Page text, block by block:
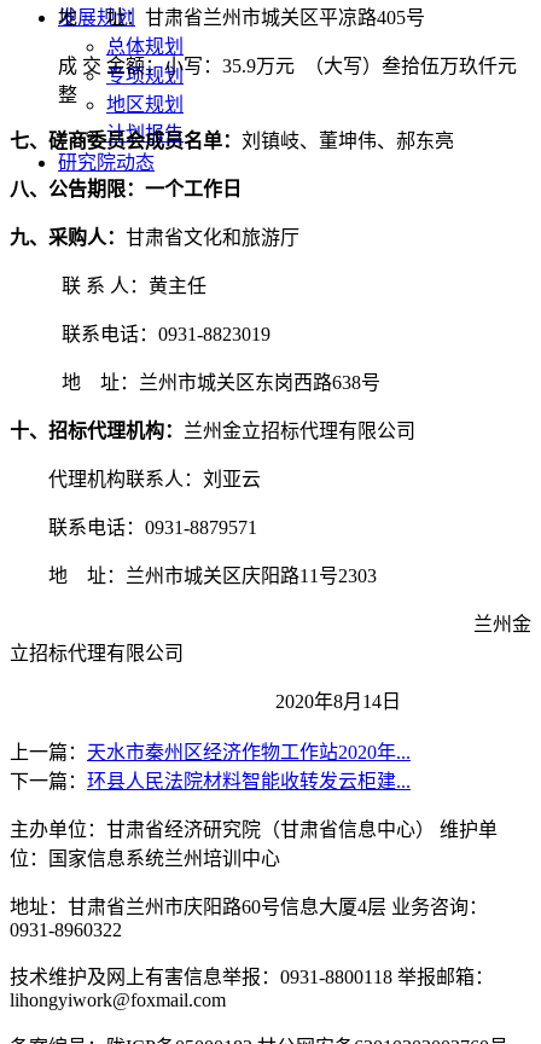
发展规划
总体规划
专项规划
地区规划
计划报告
研究院动态
地 址： 甘肃省兰州市城关区平凉路405号
成 交 金额：小写： 35.9万元 （大写）叁拾伍万玖仟元
整
七、磋商委员会成员名单： 刘镇岐、董坤伟、郝东亮
八、公告期限：一个工作日
九、采购人： 甘肃省文化和旅游厅
联 系 人：黄主任
联系电话： 0931-8823019
地 址： 兰州市城关区东岗西路638号
十、招标代理机构： 兰州金立招标代理有限公司
代理机构联系人： 刘亚云
联系电话： 0931-8879571
地 址：兰州市城关区庆阳路11号2303
兰州金
立招标代理有限公司
2020年8月 14 日
上一篇： 天水市秦州区经济作物工作站2020年...
下一篇： 环县人民法院材料智能收转发云柜建...
主办单位：甘肃省经济研究院（甘肃省信息中心） 维护单
位：国家信息系统兰州培训中心
地址：甘肃省兰州市庆阳路60号信息大厦4层 业务咨询：
0931-8960322
技术维护及网上有害信息举报：0931-8800118 举报邮箱：
lihongyiwork@foxmail.com